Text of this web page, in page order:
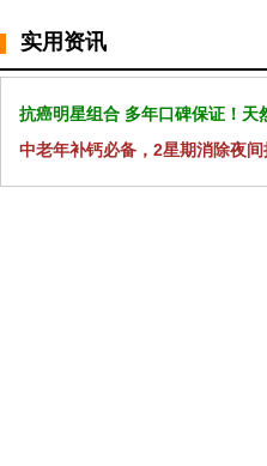
实用资讯
抗癌明星组合 多年口碑保证！天
中老年补钙必备，2星期消除夜